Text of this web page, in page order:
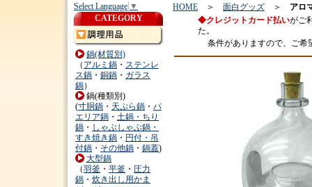
HOME ＞ 面白グッズ ＞ アロ
◆クレジットカード払いがご
た。
条件がありますので、ご希
Select Language ▼
CATEGORY
鍋(材質別)
（ アルミ鍋 ・ ステンレ
ス鍋 ・ 銅鍋 ・ ガラス
鍋）
鍋(種類別)
(寸胴鍋 ・ 天ぷら鍋 ・ パ
エリア鍋 ・ 土鍋・ちり
鍋 ・ しゃぶしゃぶ鍋・
すき焼き鍋 ・ 円付・吊
付鍋 ・ その他鍋 ・ 鍋蓋)
大型鍋
（羽釜 ・ 平釜 ・ 圧力
鍋 ・ 炊き出し用かま